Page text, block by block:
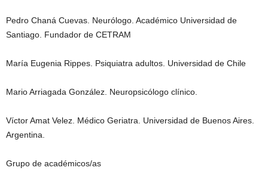
Pedro Chaná Cuevas. Neurólogo. Académico Universidad de
Santiago. Fundador de CETRAM
María Eugenia Rippes. Psiquiatra adultos. Universidad de Chile
Mario Arriagada González. Neuropsicólogo clínico.
Víctor Amat Velez. Médico Geriatra. Universidad de Buenos Aires.
Argentina.
Grupo de académicos/as